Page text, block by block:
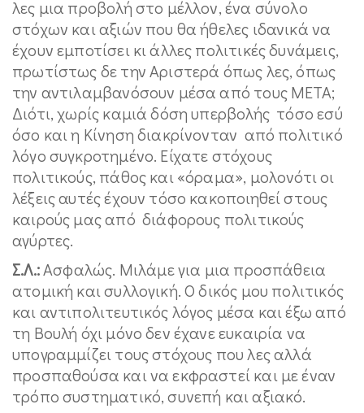
λες μια προβολή στο μέλλον, ένα σύνολο
στόχων και αξιών που θα ήθελες ιδανικά να
έχουν εμποτίσει κι άλλες πολιτικές δυνάμεις,
πρωτίστως δε την Αριστερά όπως λες, όπως
την αντιλαμβανόσουν μέσα από τους ΜΕΤΑ;
Διότι, χωρίς καμιά δόση υπερβολής τόσο εσύ
όσο και η Κίνηση διακρίνονταν από πολιτικό
λόγο συγκροτημένο. Είχατε στόχους
πολιτικούς, πάθος και «όραμα», μολονότι οι
λέξεις αυτές έχουν τόσο κακοποιηθεί στους
καιρούς μας από διάφορους πολιτικούς
αγύρτες.
Σ.Λ.:Ασφαλώς. Μιλάμε για μια προσπάθεια
ατομική και συλλογική. Ο δικός μου πολιτικός
και αντιπολιτευτικός λόγος μέσα και έξω από
τη Βουλή όχι μόνο δεν έχανε ευκαιρία να
υπογραμμίζει τους στόχους που λες αλλά
προσπαθούσα και να εκφραστεί και με έναν
τρόπο συστηματικό, συνεπή και αξιακό.